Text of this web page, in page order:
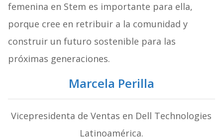
femenina en Stem es importante para ella,
porque cree en retribuir a la comunidad y
construir un futuro sostenible para las
próximas generaciones.
Marcela Perilla
Vicepresidenta de Ventas en Dell Technologies
Latinoamérica.